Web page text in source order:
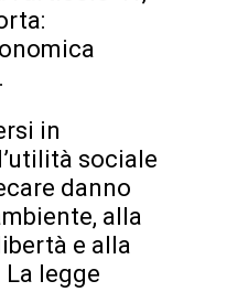
in
sociale
danno
alla
e alla
legge